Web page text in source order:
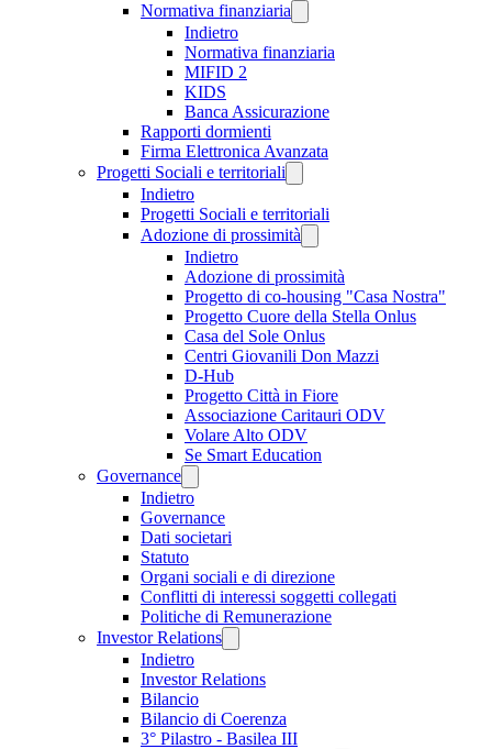
Normativa finanziaria
Indietro
Normativa finanziaria
MIFID 2
KIDS
Banca Assicurazione
Rapporti dormienti
Firma Elettronica Avanzata
Progetti Sociali e territoriali
Indietro
Progetti Sociali e territoriali
Adozione di prossimità
Indietro
Adozione di prossimità
Progetto di co-housing "Casa Nostra"
Progetto Cuore della Stella Onlus
Casa del Sole Onlus
Centri Giovanili Don Mazzi
D-Hub
Progetto Città in Fiore
Associazione Caritauri ODV
Volare Alto ODV
Se Smart Education
Governance
Indietro
Governance
Dati societari
Statuto
Organi sociali e di direzione
Conflitti di interessi soggetti collegati
Politiche di Remunerazione
Investor Relations
Indietro
Investor Relations
Bilancio
Bilancio di Coerenza
3° Pilastro - Basilea III